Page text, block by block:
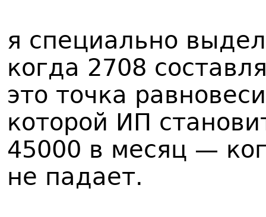
я специально
когда 2708
это точка
которой ИП
45000 в месяц —
не падает.